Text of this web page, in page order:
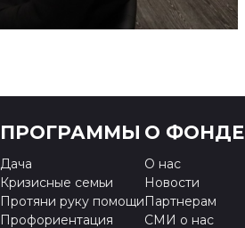
ПРОГРАММЫ
Дача
Кризисные семьи
Протяни руку помощи
Профориентация
О ФОНДЕ
О нас
Новости
Партнерам
СМИ о нас